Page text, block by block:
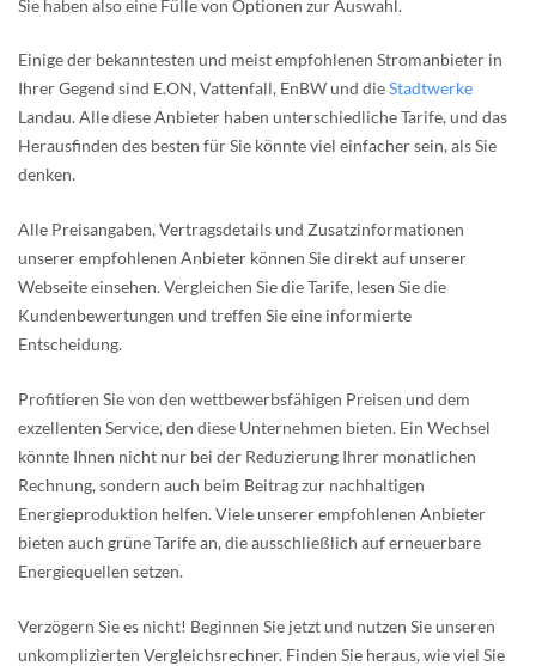
Sie haben also eine Fülle von Optionen zur Auswahl.
Einige der bekanntesten und meist empfohlenen Stromanbieter in
Ihrer Gegend sind E.ON, Vattenfall, EnBW und dieStadtwerke
Landau. Alle diese Anbieter haben unterschiedliche Tarife, und das
Herausfinden des besten für Sie könnte viel einfacher sein, als Sie
denken.
Alle Preisangaben, Vertragsdetails und Zusatzinformationen
unserer empfohlenen Anbieter können Sie direkt auf unserer
Webseite einsehen. Vergleichen Sie die Tarife, lesen Sie die
Kundenbewertungen und treffen Sie eine informierte
Entscheidung.
Profitieren Sie von den wettbewerbsfähigen Preisen und dem
exzellenten Service, den diese Unternehmen bieten. Ein Wechsel
könnte Ihnen nicht nur bei der Reduzierung Ihrer monatlichen
Rechnung, sondern auch beim Beitrag zur nachhaltigen
Energieproduktion helfen. Viele unserer empfohlenen Anbieter
bieten auch grüne Tarife an, die ausschließlich auf erneuerbare
Energiequellen setzen.
Verzögern Sie es nicht! Beginnen Sie jetzt und nutzen Sie unseren
unkomplizierten Vergleichsrechner. Finden Sie heraus, wie viel Sie